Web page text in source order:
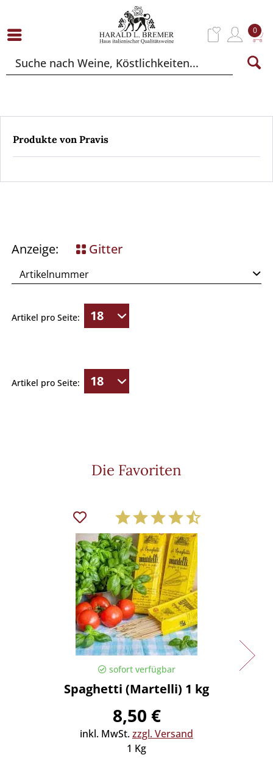
0
Produkte von Pravis
Anzeige: Gitter
Artikel pro Seite:
Artikel pro Seite:
Die Favoriten
sofort verfügbar
Spaghetti (Martelli) 1 kg
8,50 €
inkl. MwSt.zzgl. Versand
1 Kg